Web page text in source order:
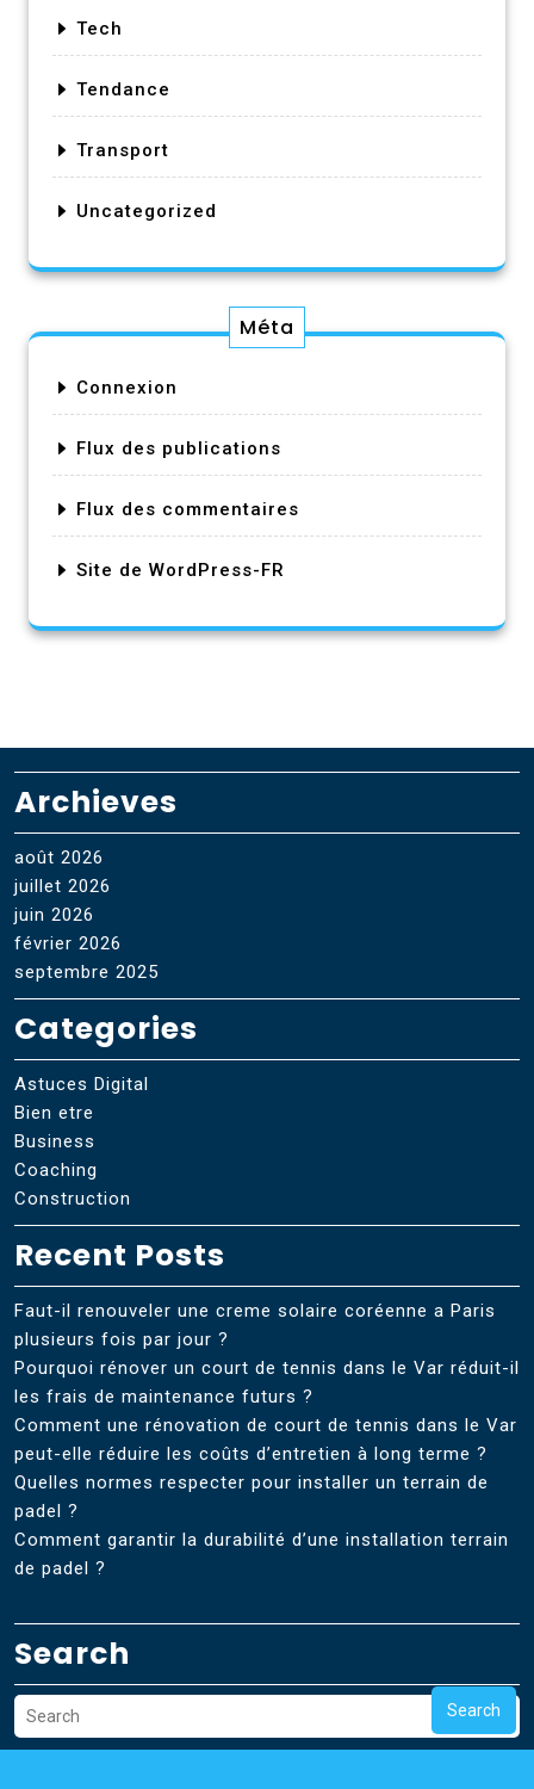
Tech
Tendance
Transport
Uncategorized
Méta
Connexion
Flux des publications
Flux des commentaires
Site de WordPress-FR
Archieves
août 2026
juillet 2026
juin 2026
février 2026
septembre 2025
Categories
Astuces Digital
Bien etre
Business
Coaching
Construction
Recent Posts
Faut-il renouveler une creme solaire coréenne a Paris
plusieurs fois par jour ?
Pourquoi rénover un court de tennis dans le Var réduit-il
les frais de maintenance futurs ?
Comment une rénovation de court de tennis dans le Var
peut-elle réduire les coûts d’entretien à long terme ?
Quelles normes respecter pour installer un terrain de
padel ?
Comment garantir la durabilité d’une installation terrain
de padel ?
Search
Search